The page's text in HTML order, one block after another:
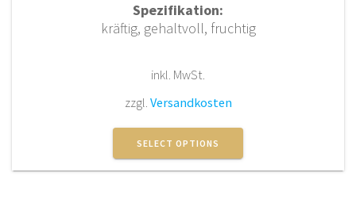
Spezifikation:
kräftig, gehaltvoll, fruchtig
inkl. MwSt.
zzgl. Versandkosten
SELECT OPTIONS
Dieses
weist